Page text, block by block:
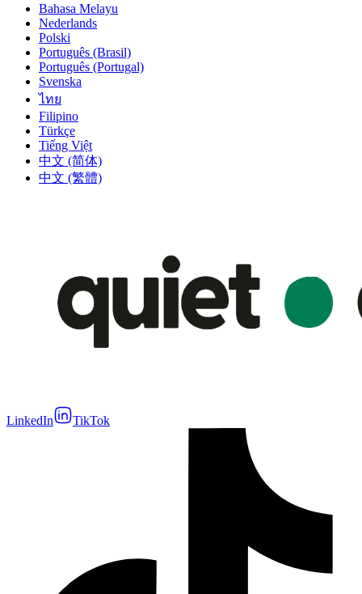
Bahasa Melayu
Nederlands
Polski
Português (Brasil)
Português (Portugal)
Svenska
ไทย
Filipino
Türkçe
Tiếng Việt
中文 (简体)
中文 (繁體)
LinkedIn TikTok